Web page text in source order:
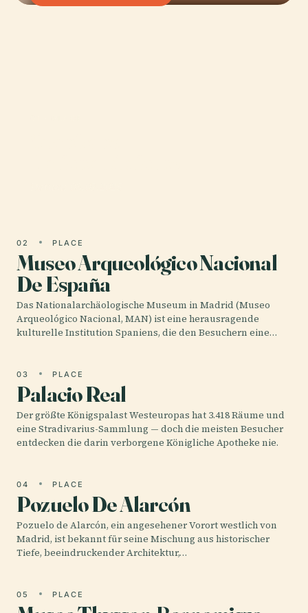
02 PLACE
Museo Arqueológico Nacional
De España
Das Nationalarchäologische Museum in Madrid (Museo
Arqueológico Nacional, MAN) ist eine herausragende
kulturelle Institution Spaniens, die den Besuchern eine…
03 PLACE
Palacio Real
Der größte Königspalast Westeuropas hat 3.418 Räume und
eine Stradivarius-Sammlung — doch die meisten Besucher
entdecken die darin verborgene Königliche Apotheke nie.
04 PLACE
Pozuelo De Alarcón
Pozuelo de Alarcón, ein angesehener Vorort westlich von
Madrid, ist bekannt für seine Mischung aus historischer
Tiefe, beeindruckender Architektur,…
05 PLACE